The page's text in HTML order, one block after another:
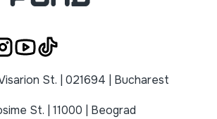
St. | 021694 | Bucharest
St. | 11000 | Beograd